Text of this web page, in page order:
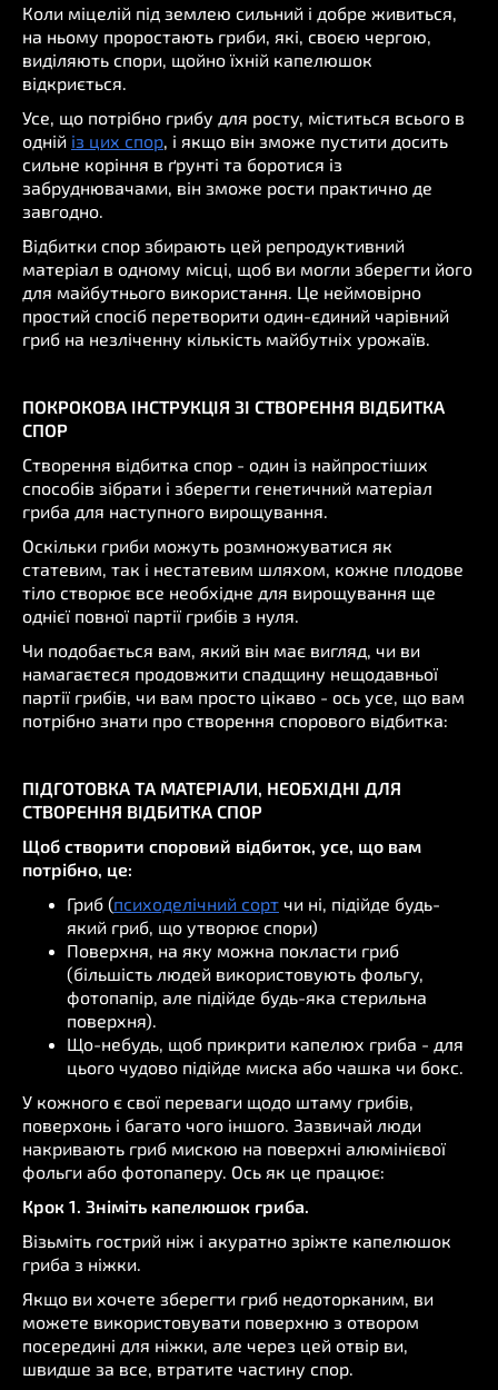
Коли міцелій під землею сильний і добре живиться,
на ньому проростають гриби, які, своєю чергою,
виділяють спори, щойно їхній капелюшок
відкриється.
Усе, що потрібно грибу для росту, міститься всього в
одній із цих спор , і якщо він зможе пустити досить
сильне коріння в ґрунті та боротися із
забруднювачами, він зможе рости практично де
завгодно.
Відбитки спор збирають цей репродуктивний
матеріал в одному місці, щоб ви могли зберегти його
для майбутнього використання. Це неймовірно
простий спосіб перетворити один-єдиний чарівний
гриб на незліченну кількість майбутніх урожаїв.
ПОКРОКОВА ІНСТРУКЦІЯ ЗІ СТВОРЕННЯ ВІДБИТКА
СПОР
Створення відбитка спор - один із найпростіших
способів зібрати і зберегти генетичний матеріал
гриба для наступного вирощування.
Оскільки гриби можуть розмножуватися як
статевим, так і нестатевим шляхом, кожне плодове
тіло створює все необхідне для вирощування ще
однієї повної партії грибів з нуля.
Чи подобається вам, який він має вигляд, чи ви
намагаєтеся продовжити спадщину нещодавньої
партії грибів, чи вам просто цікаво - ось усе, що вам
потрібно знати про створення спорового відбитка:
ПІДГОТОВКА ТА МАТЕРІАЛИ, НЕОБХІДНІ ДЛЯ
СТВОРЕННЯ ВІДБИТКА СПОР
Щоб створити споровий відбиток, усе, що вам
потрібно, це:
Гриб (психоделічний сорт чи ні, підійде будь-
який гриб, що утворює спори)
Поверхня, на яку можна покласти гриб
(більшість людей використовують фольгу,
фотопапір, але підійде будь-яка стерильна
поверхня).
Що-небудь, щоб прикрити капелюх гриба - для
цього чудово підійде миска або чашка чи бокс.
У кожного є свої переваги щодо штаму грибів,
поверхонь і багато чого іншого. Зазвичай люди
накривають гриб мискою на поверхні алюмінієвої
фольги або фотопаперу. Ось як це працює:
Крок 1. Зніміть капелюшок гриба.
Візьміть гострий ніж і акуратно зріжте капелюшок
гриба з ніжки.
Якщо ви хочете зберегти гриб недоторканим, ви
можете використовувати поверхню з отвором
посередині для ніжки, але через цей отвір ви,
швидше за все, втратите частину спор.